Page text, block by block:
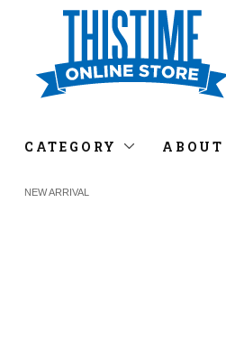
CATEGORY ABOUT
NEW ARRIVAL